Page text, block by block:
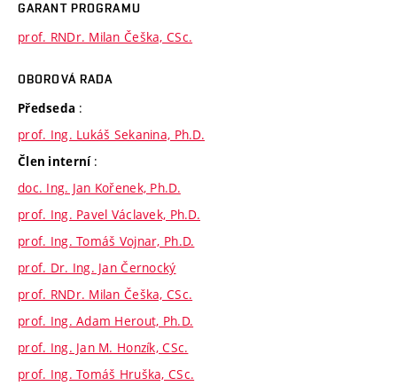
GARANT PROGRAMU
prof. RNDr. Milan Češka, CSc.
OBOROVÁ RADA
Předseda :
prof. Ing. Lukáš Sekanina, Ph.D.
Člen interní :
doc. Ing. Jan Kořenek, Ph.D.
prof. Ing. Pavel Václavek, Ph.D.
prof. Ing. Tomáš Vojnar, Ph.D.
prof. Dr. Ing. Jan Černocký
prof. RNDr. Milan Češka, CSc.
prof. Ing. Adam Herout, Ph.D.
prof. Ing. Jan M. Honzík, CSc.
prof. Ing. Tomáš Hruška, CSc.